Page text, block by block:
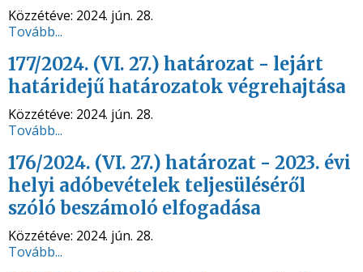
Közzétéve: 2024. jún. 28.
Tovább...
177/2024. (VI. 27.) határozat - lejárt
határidejű határozatok végrehajtása
Közzétéve: 2024. jún. 28.
Tovább...
176/2024. (VI. 27.) határozat - 2023. évi
helyi adóbevételek teljesüléséről
szóló beszámoló elfogadása
Közzétéve: 2024. jún. 28.
Tovább...